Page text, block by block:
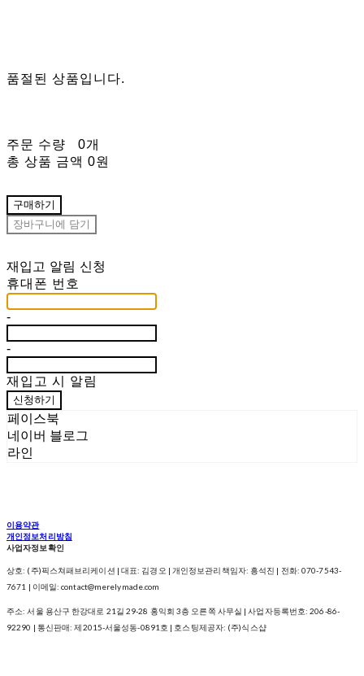
품절된 상품입니다.
주문 수량
0개
총 상품 금액 0원
구매하기
장바구니에 담기
재입고 알림 신청
휴대폰 번호
-
-
재입고 시 알림
신청하기
페이스북
네이버 블로그
라인
이용약관
개인정보처리방침
사업자정보확인
상호: (주)픽스쳐패브리케이션 | 대표: 김경오 | 개인정보관리책임자: 흥석진 | 전화: 070-7543-
7671 | 이메일: contact@merelymade.com
주소: 서울 용산구 한강대로 21길 29-28 홍익회 3층 오른쪽 사무실 | 사업자등록번호:206-86-
92290 | 통신판매:제2015-서울성동-0891호 | 호스팅제공자: (주)식스샵